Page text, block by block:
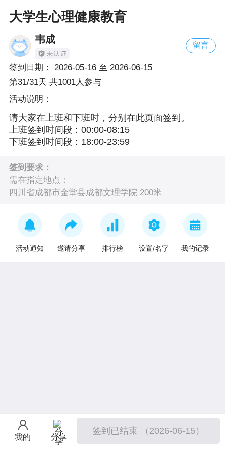
大学生心理健康教育
韦成
留言
签到日期： 2026-05-16至 2026-06-15
第31/31天 共1001人参与
活动说明：
请大家在上班和下班时，分别在此页面签到。
上班签到时间段：00:00-08:15
下班签到时间段：18:00-23:59
签到要求：
需在指定地点：
四川省成都市金堂县成都文理学院 200米
活动通知 邀请分享 排行榜 设置/名字 我的记录
我的 分享
签到已结束 （2026-06-15）